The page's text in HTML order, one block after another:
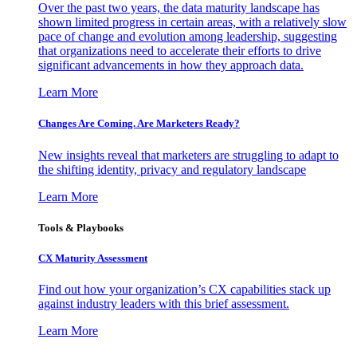
Over the past two years, the data maturity landscape has
shown limited progress in certain areas, with a relatively slow
pace of change and evolution among leadership, suggesting
that organizations need to accelerate their efforts to drive
significant advancements in how they approach data.
Learn More
Changes Are Coming. Are Marketers Ready?
New insights reveal that marketers are struggling to adapt to
the shifting identity, privacy and regulatory landscape
Learn More
Tools & Playbooks
CX Maturity Assessment
Find out how your organization’s CX capabilities stack up
against industry leaders with this brief assessment.
Learn More